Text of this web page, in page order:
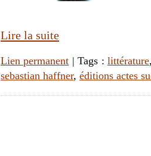
Lire la suite
Lien permanent | Tags : littérature
sebastian haffner, éditions actes